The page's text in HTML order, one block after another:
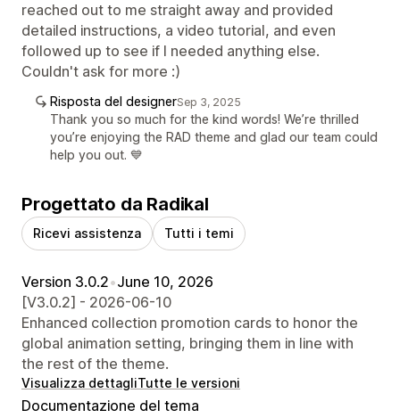
reached out to me straight away and provided
detailed instructions, a video tutorial, and even
followed up to see if I needed anything else.
Couldn't ask for more :)
Risposta del designerSep 3, 2025
Thank you so much for the kind words! We’re thrilled
you’re enjoying the RAD theme and glad our team could
help you out. 💙
Progettato da Radikal
Ricevi assistenza Tutti i temi
Version 3.0.2•June 10, 2026
[V3.0.2] - 2026-06-10
Enhanced collection promotion cards to honor the
global animation setting, bringing them in line with
the rest of the theme.
Visualizza dettagliTutte le versioni
Documentazione del tema